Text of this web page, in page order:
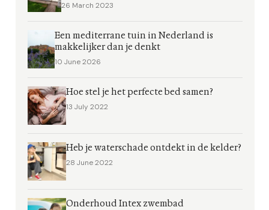
26 March 2023
Een mediterrane tuin in Nederland is
makkelijker dan je denkt
10 June 2026
Hoe stel je het perfecte bed samen?
13 July 2022
Heb je waterschade ontdekt in de kelder?
28 June 2022
Onderhoud Intex zwembad